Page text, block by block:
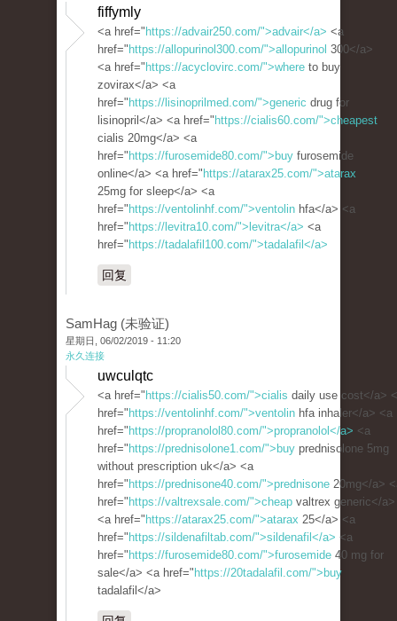
fiffymly
<a href=" https://advair250.com/">advair</a> <a
href=" https://allopurinol300.com/">allopurinol 300</a>
<a href=" https://acyclovirc.com/">where to buy
zovirax</a> <a
href=" https://lisinoprilmed.com/">generic drug for
lisinopril</a> <a href=" https://cialis60.com/">cheapest
cialis 20mg</a> <a
href=" https://furosemide80.com/">buy furosemide
online</a> <a href=" https://atarax25.com/">atarax
25mg for sleep</a> <a
href=" https://ventolinhf.com/">ventolin hfa</a> <a
href=" https://levitra10.com/">levitra</a> <a
href=" https://tadalafil100.com/">tadalafil</a>
回复
SamHag (未验证)
星期日, 06/02/2019 - 11:20
永久连接
uwculqtc
<a href=" https://cialis50.com/">cialis daily use cost</a>
href=" https://ventolinhf.com/">ventolin hfa inhaler</a> <a
href=" https://propranolol80.com/">propranolol</a> <a
href=" https://prednisolone1.com/">buy prednisolone 5mg
without prescription uk</a> <a
href=" https://prednisone40.com/">prednisone 20mg</a>
href=" https://valtrexsale.com/">cheap valtrex generic</a>
<a href=" https://atarax25.com/">atarax 25</a> <a
href=" https://sildenafiltab.com/">sildenafil</a> <a
href=" https://furosemide80.com/">furosemide 40 mg for
sale</a> <a href=" https://20tadalafil.com/">buy
tadalafil</a>